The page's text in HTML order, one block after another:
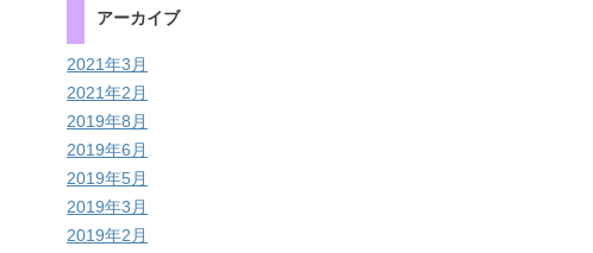
アーカイブ
2021年3月
2021年2月
2019年8月
2019年6月
2019年5月
2019年3月
2019年2月